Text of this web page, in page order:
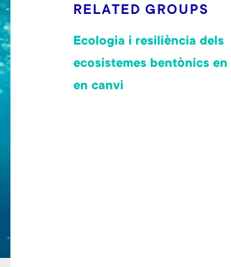
RELATED GROUPS
Ecologia i resiliència dels
ecosistemes bentònics en
en canvi